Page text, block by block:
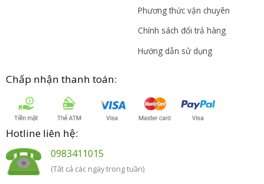
Phương thức vận chuyên
Chính sách đổi trả hàng
Hướng dẫn sử dụng
Chấp nhận thanh toán:
Hotline liên hệ:
0983411015
(Tất cả các ngày trong tuần)